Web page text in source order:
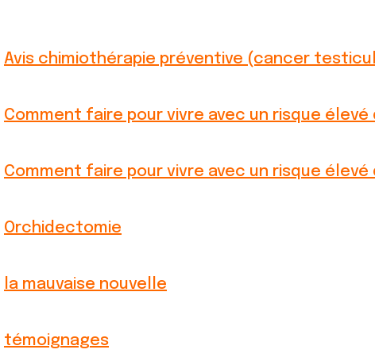
Avis chimiothérapie préventive (cancer
Comment faire pour vivre avec un risque élevé
Comment faire pour vivre avec un risque élevé
Orchidectomie
la mauvaise nouvelle
témoignages